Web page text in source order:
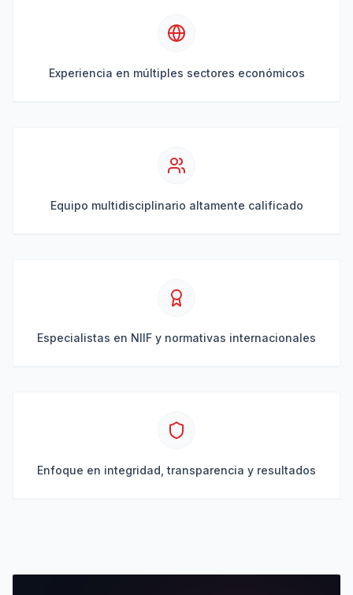
Experiencia en múltiples sectores económicos
Equipo multidisciplinario altamente calificado
Especialistas en NIIF y normativas internacionales
Enfoque en integridad, transparencia y resultados